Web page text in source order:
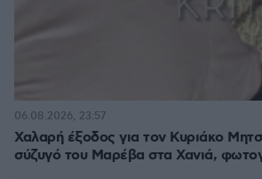
Χαλαρή έξοδος για τον Κυριάκο
σύζυγό του Μαρέβα στα Χανιά,
06.08.2026, 23:57